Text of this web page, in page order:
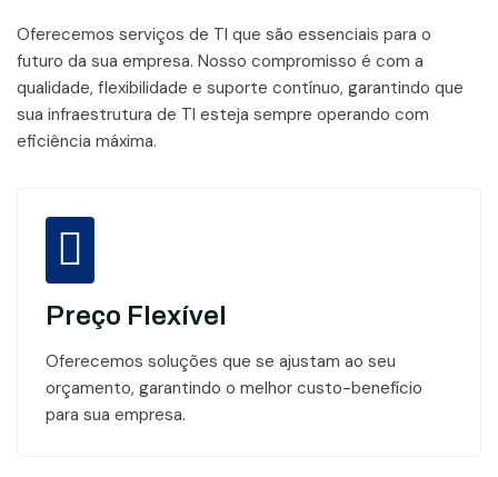
Oferecemos serviços de TI que são essenciais para o
futuro da sua empresa. Nosso compromisso é com a
qualidade, flexibilidade e suporte contínuo, garantindo que
sua infraestrutura de TI esteja sempre operando com
eficiência máxima.
Preço Flexível
Oferecemos soluções que se ajustam ao seu
orçamento, garantindo o melhor custo-benefício
para sua empresa.